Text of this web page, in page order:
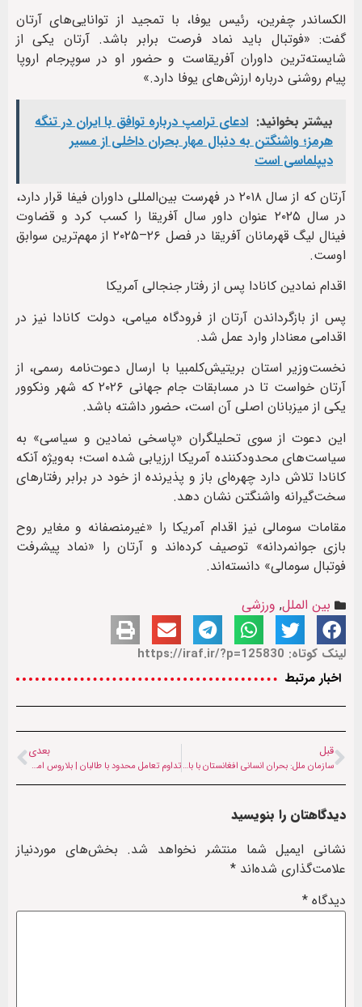
الکساندر چفرین، رئیس یوفا، با تمجید از توانایی‌های آرتان
گفت: «فوتبال باید نماد فرصت برابر باشد. آرتان یکی از
شایسته‌ترین داوران آفریقاست و حضور او در سوپرجام اروپا
پیام روشنی درباره ارزش‌های یوفا دارد.»
بیشتر بخوانید: ادعای ترامپ درباره توافق با ایران در تنگه
هرمز؛ واشنگتن به دنبال مهار بحران داخلی از مسیر
دیپلماسی است
آرتان که از سال ۲۰۱۸ در فهرست بین‌المللی داوران فیفا قرار دارد،
در سال ۲۰۲۵ عنوان داور سال آفریقا را کسب کرد و قضاوت
فینال لیگ قهرمانان آفریقا در فصل ۲۶–۲۰۲۵ از مهم‌ترین سوابق
اوست.
اقدام نمادین کانادا پس از رفتار جنجالی آمریکا
پس از بازگرداندن آرتان از فرودگاه میامی، دولت کانادا نیز در
اقدامی معنادار وارد عمل شد.
نخست‌وزیر استان بریتیش‌کلمبیا با ارسال دعوت‌نامه رسمی، از
آرتان خواست تا در مسابقات جام جهانی ۲۰۲۶ که شهر ونکوور
یکی از میزبانان اصلی آن است، حضور داشته باشد.
این دعوت از سوی تحلیلگران «پاسخی نمادین و سیاسی» به
سیاست‌های محدودکننده آمریکا ارزیابی شده است؛ به‌ویژه آنکه
کانادا تلاش دارد چهره‌ای باز و پذیرنده از خود در برابر رفتارهای
سخت‌گیرانه واشنگتن نشان دهد.
مقامات سومالی نیز اقدام آمریکا را «غیرمنصفانه و مغایر روح
بازی جوانمردانه» توصیف کرده‌اند و آرتان را «نماد پیشرفت
فوتبال سومالی» دانسته‌اند.
بین الملل, ورزشی
لینک کوتاه: https://iraf.ir/?p=125830
اخبار مرتبط
قبل
سازمان ملل: بحران انسانی افغانستان با بازگشت نزدیک به ۳ میلیون مهاجر تشدید شده است
بعدی
تداوم تعامل محدود با طالبان | بلاروس امور افغانستان را به سفیر خود در ازبکستان سپرد
دیدگاهتان را بنویسید
نشانی ایمیل شما منتشر نخواهد شد. بخش‌های موردنیاز
علامت‌گذاری شده‌اند *
دیدگاه *